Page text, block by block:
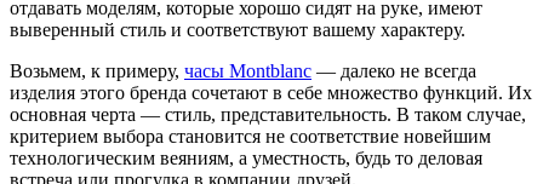
отдавать моделям, которые хорошо сидят на руке, имеют
выверенный стиль и соответствуют вашему характеру.
Возьмем, к примеру, часы Montblanc — далеко не всегда
изделия этого бренда сочетают в себе множество функций. Их
основная черта — стиль, представительность. В таком случае,
критерием выбора становится не соответствие новейшим
технологическим веяниям, а уместность, будь то деловая